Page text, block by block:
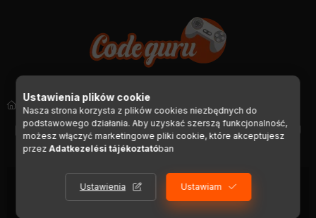
Steam
POWRÓT DO SZCZEGÓŁÓW PRODUKTU
Anomaly Complete Pack
Ustawienia plików cookie
Nasza strona korzysta z plików cookies niezbędnych do
podstawowego działania. Aby uzyskać szerszą funkcjonalność,
możesz włączyć marketingowe pliki cookie, które akceptujesz
przezAdatkezelési tájékoztatóban
Ustawienia Ustawiam